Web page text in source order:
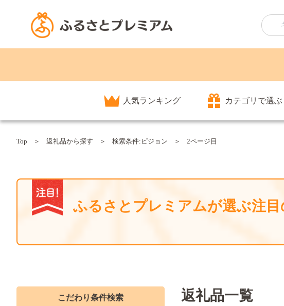
人気ランキング カテゴリで選ぶ
Top 返礼品から探す 検索条件:ピジョン 2ページ目
ふるさとプレミアムが選ぶ注目
こだわり条件検索 返礼品一覧